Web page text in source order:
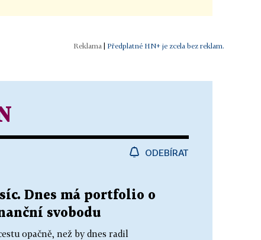
Předplatné HN+ je zcela bez reklam.
ODEBÍRAT
Dnes má portfolio o
svobodu
opačně, než by dnes radil